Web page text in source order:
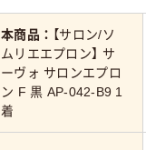
本商品： 【サロン/ソ
ムリエエプロン】 サ
ーヴォ サロンエプロ
ン F 黒 AP-042-B9 1
着